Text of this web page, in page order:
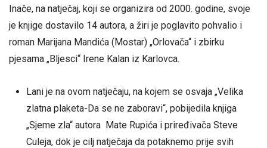
Inače, na natječaj, koji se organizira od 2000. godine, svoje
je knjige dostavilo 14 autora, a žiri je poglavito pohvalio i
roman Marijana Mandića (Mostar) „Orlovača“ i zbirku
pjesama „Bljesci“ Irene Kalan iz Karlovca.
Lani je na ovom natječaju, na kojem se osvaja „Velika
zlatna plaketa-Da se ne zaboravi“, pobijedila knjiga
„Sjeme zla“ autora Mate Rupića i priređivača Steve
Culeja, dok je cilj natječaja da potaknemo prije svih